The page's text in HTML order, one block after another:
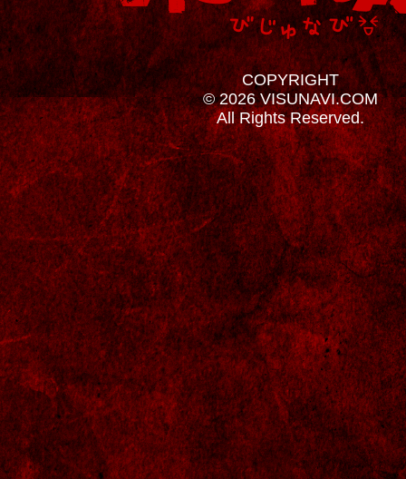
COPYRIGHT
© 2026 VISUNAVI.COM
All Rights Reserved.